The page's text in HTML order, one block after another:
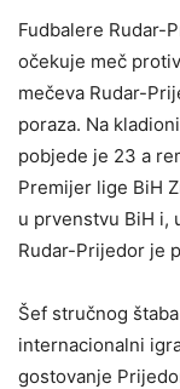
Fudbalere Rudar-
očekuje meč
mečeva Rudar-
poraza. Na
pobjede je 23 a
Premijer lige BiH
u prvenstvu BiH i,
Rudar-Prijedor je
Šef stručnog
internacionalni
gostovanje